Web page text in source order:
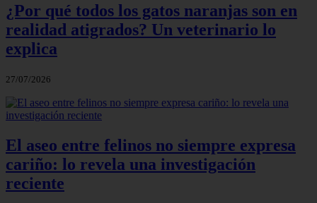
¿Por qué todos los gatos naranjas son en
realidad atigrados? Un veterinario lo
explica
27/07/2026
El aseo entre felinos no siempre expresa
cariño: lo revela una investigación
reciente